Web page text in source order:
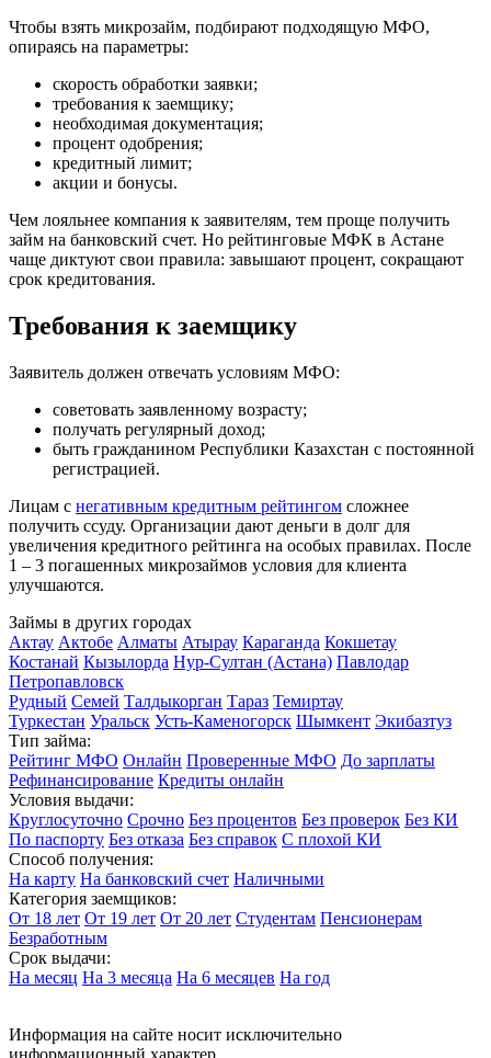
Чтобы взять микрозайм, подбирают подходящую МФО,
опираясь на параметры:
скорость обработки заявки;
требования к заемщику;
необходимая документация;
процент одобрения;
кредитный лимит;
акции и бонусы.
Чем лояльнее компания к заявителям, тем проще получить
займ на банковский счет. Но рейтинговые МФК в Астане
чаще диктуют свои правила: завышают процент, сокращают
срок кредитования.
Требования к заемщику
Заявитель должен отвечать условиям МФО:
советовать заявленному возрасту;
получать регулярный доход;
быть гражданином Республики Казахстан с постоянной
регистрацией.
Лицам с негативным кредитным рейтингом сложнее
получить ссуду. Организации дают деньги в долг для
увеличения кредитного рейтинга на особых правилах. После
1 – 3 погашенных микрозаймов условия для клиента
улучшаются.
Займы в других городах
Актау Актобе Алматы Атырау Караганда Кокшетау
Костанай Кызылорда Нур-Султан (Астана) Павлодар
Петропавловск
Рудный Семей Талдыкорган Тараз Темиртау
Туркестан Уральск Усть-Каменогорск Шымкент Экибазтуз
Тип займа:
Рейтинг МФО Онлайн Проверенные МФО До зарплаты
Рефинансирование Кредиты онлайн
Условия выдачи:
Круглосуточно Срочно Без процентов Без проверок Без КИ
По паспорту Без отказа Без справок С плохой КИ
Способ получения:
На карту На банковский счет Наличными
Категория заемщиков:
От 18 лет От 19 лет От 20 лет Студентам Пенсионерам
Безработным
Срок выдачи:
На месяц На 3 месяца На 6 месяцев На год
Информация на сайте носит исключительно
информационный характер